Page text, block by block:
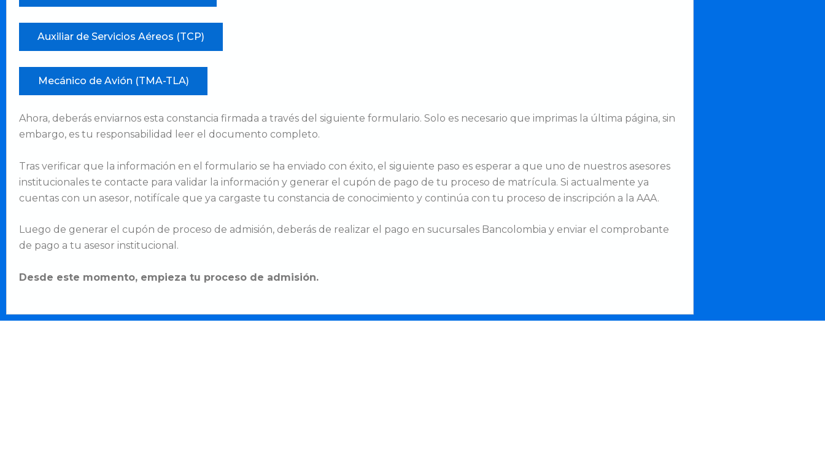
Ahora, deberás enviarnos esta constancia firmada a través del siguiente formulario. Solo es necesario que imprimas la última página, sin
embargo, es tu responsabilidad leer el documento completo.
Tras verificar que la información en el formulario se ha enviado con éxito, el siguiente paso es esperar a que uno de nuestros asesores
institucionales te contacte para validar la información y generar el cupón de pago de tu proceso de matrícula. Si actualmente ya
cuentas con un asesor, notifícale que ya cargaste tu constancia de conocimiento y continúa con tu proceso de inscripción a la AAA.
Luego de generar el cupón de proceso de admisión, deberás de realizar el pago en sucursales Bancolombia y enviar el comprobante
de pago a tu asesor institucional.
Desde este momento, empieza tu proceso de admisión.